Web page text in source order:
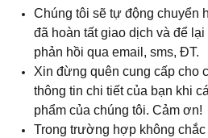
Chúng tôi sẽ tự động chuyển
đã hoàn tất giao dịch và để
phản hồi qua email, sms, ĐT.
Xin đừng quên cung cấp cho
thông tin chi tiết của bạn khi
phẩm của chúng tôi. Cảm ơn!
Trong trường hợp không